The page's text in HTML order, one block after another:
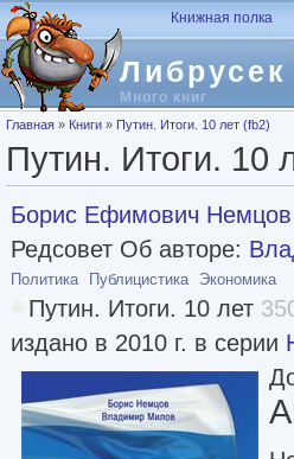
Перейти к основному содержанию
Либрусек
Много книг
Книжная полка
Вы здесь
Главная » Книги » Путин. Итоги. 10 лет (fb2)
Путин. Итоги. 10
Борис Ефимович Немцов
Редсовет Об авторе:
Политика Публицистика Экономика
Путин. Итоги. 10 лет
издано в 2010 г. в серии